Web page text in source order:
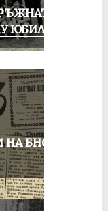
ЮБИЛЕЙ
НА БНСФ